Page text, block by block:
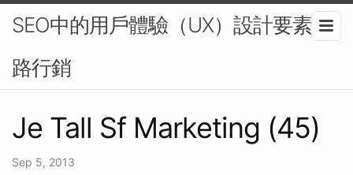
SEO中的用戶體驗（UX）設計要素-網
路行銷
Je Tall Sf Marketing (45)
Sep 5, 2013